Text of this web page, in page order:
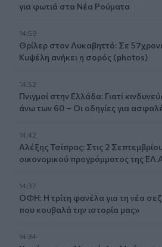
για φωτιά στα Νέα Ρούματα
14:59
Θρίλερ στον Λυκαβηττό: Σε
Κυψέλη ανήκει η σορός (photos)
14:52
Πνιγμοί στην Ελλάδα: Γιατί
άνω των 60 – Οι οδηγίες για
14:42
Αλέξης Τσίπρας: Στις 2
οικονομικού προγράμματος της
14:37
ΟΦΗ: Η τρίτη φανέλα για τη νέα
που κουβαλά την ιστορία μας»
14:34